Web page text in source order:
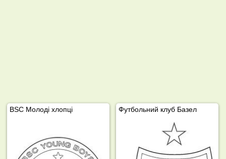
BSC Молоді хлопці Футбольний клуб Базел